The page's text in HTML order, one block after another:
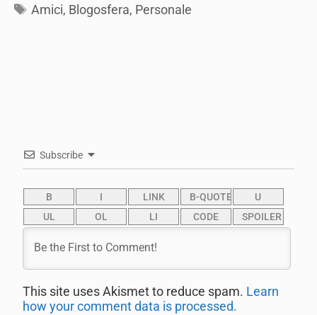
Tags
Amici, Blogosfera, Personale
Subscribe
This site uses Akismet to reduce spam. Learn
how your comment data is processed.